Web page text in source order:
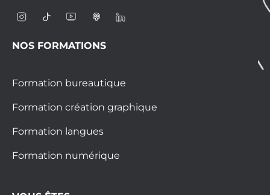
NOS FORMATIONS
Formation bureautique
Formation création graphique
Formation langues
Formation numérique